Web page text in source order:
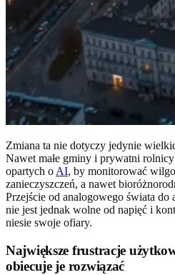
Zmiana ta nie dotyczy jedynie
Nawet małe gminy i prywatni
opartych o AI, by monitorować
zanieczyszczeń, a nawet
Przejście od analogowego świata do
nie jest jednak wolne od napięć i
niesie swoje ofiary.
Największe frustracje
obiecuje je rozwiązać